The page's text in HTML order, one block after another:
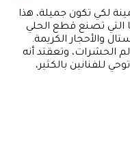
لكي تكون جميلة، هذا
التي تصنع قطع الحلي
والأحجار الكريمة.
الحشرات، وتعقتد أنه
للفنانين بالكثير،